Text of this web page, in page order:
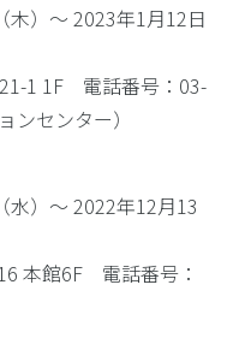
木）〜 2023年1月12日
1 1F 電話番号：03-
ンセンター）
水）〜 2022年12月13
本館6F 電話番号：